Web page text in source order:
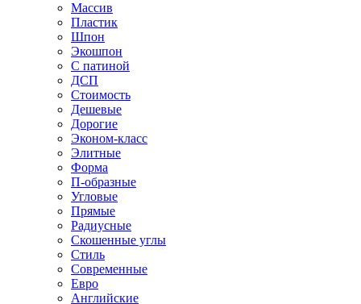
Массив
Пластик
Шпон
Экошпон
С патиной
ДСП
Стоимость
Дешевые
Дорогие
Эконом-класс
Элитные
Форма
П-образные
Угловые
Прямые
Радиусные
Скошенные углы
Стиль
Современные
Евро
Английские